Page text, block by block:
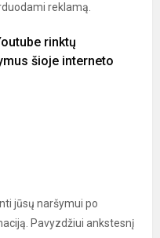
reklamą.
rinktų
šioje interneto
jūsų naršymui po
Pavyzdžiui ankstesnį